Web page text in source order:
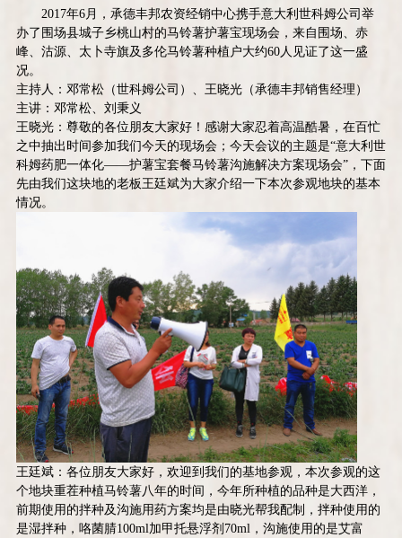
2017年6月，承德丰邦农资经销中心携手意大利世科姆公司举
办了围场县城子乡桃山村的马铃薯护薯宝现场会，来自围场、赤
峰、沽源、太卜寺旗及多伦马铃薯种植户大约60人见证了这一盛
况。
主持人：邓常松（世科姆公司）、王晓光（承德丰邦销售经理）
主讲：邓常松、刘秉义
王晓光：尊敬的各位朋友大家好！感谢大家忍着高温酷暑，在百忙
之中抽出时间参加我们今天的现场会；今天会议的主题是“意大利世
科姆药肥一体化——护薯宝套餐马铃薯沟施解决方案现场会”，下面
先由我们这块地的老板王廷斌为大家介绍一下本次参观地块的基本
情况。
王廷斌：各位朋友大家好，欢迎到我们的基地参观，本次参观的这
个地块重茬种植马铃薯八年的时间，今年所种植的品种是大西洋，
前期使用的拌种及沟施用药方案均是由晓光帮我配制，拌种使用的
是湿拌种，咯菌腈100ml加甲托悬浮剂70ml，沟施使用的是艾富